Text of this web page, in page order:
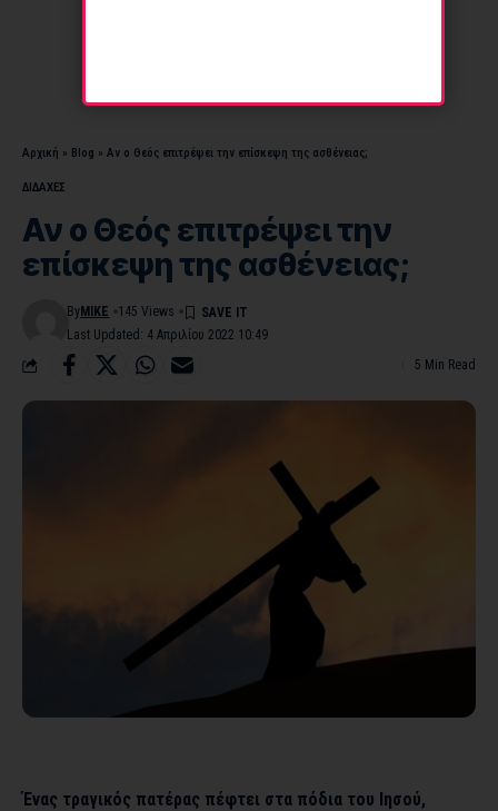
Αρχική » Blog » Αν ο Θεός επιτρέψει την επίσκεψη της ασθένειας;
ΔΙΔΑΧΕΣ
Αν ο Θεός επιτρέψει την
επίσκεψη της ασθένειας;
Last Updated: 4 Απριλίου 2022 10:49
By MIKE 145 Views
5 Min Read
Ένας τραγικός πατέρας πέφτει στα πόδια του Ιησού,